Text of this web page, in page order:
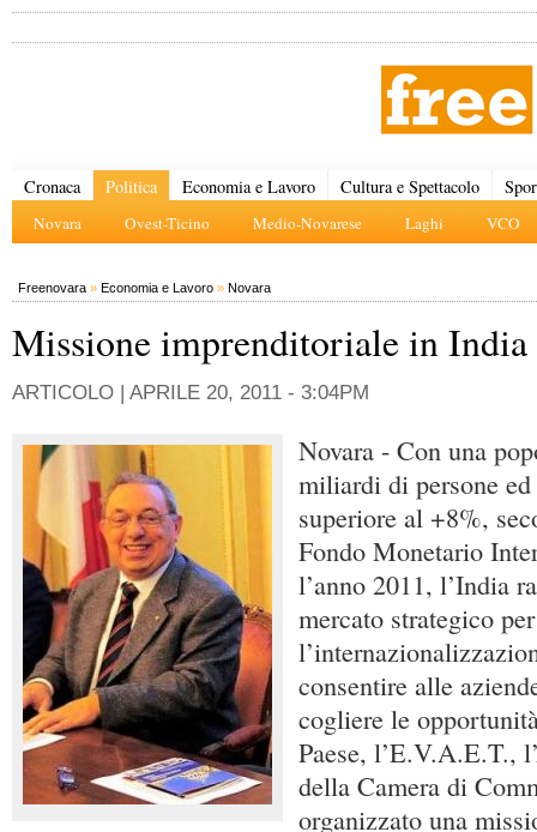
Cronaca Politica
Novara Ovest-Ticino Medio-Novarese Laghi VCO
Economia e Lavoro Cultura e Spettacolo
Freenovara » Economia e Lavoro » Novara
Missione imprenditoriale in India
ARTICOLO | APRILE 20, 2011 - 3:04PM
Novara - Con una
miliardi di persone
superiore al +8%,
Fondo Monetario
l’anno 2011, l’India
mercato strategico per
consentire alle
cogliere le
Paese, l’E.V.A.E.T.,
della Camera di
organizzato una